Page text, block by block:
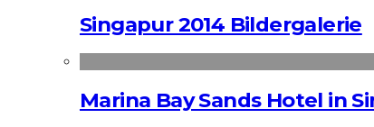
Singapur 2014 Bildergalerie
Marina Bay Sands Hotel in